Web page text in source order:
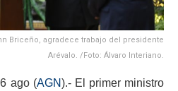
Briceño, agradece trabajo del presidente
Arévalo. /Foto: Álvaro Interiano.
ago (AGN).- El primer ministro